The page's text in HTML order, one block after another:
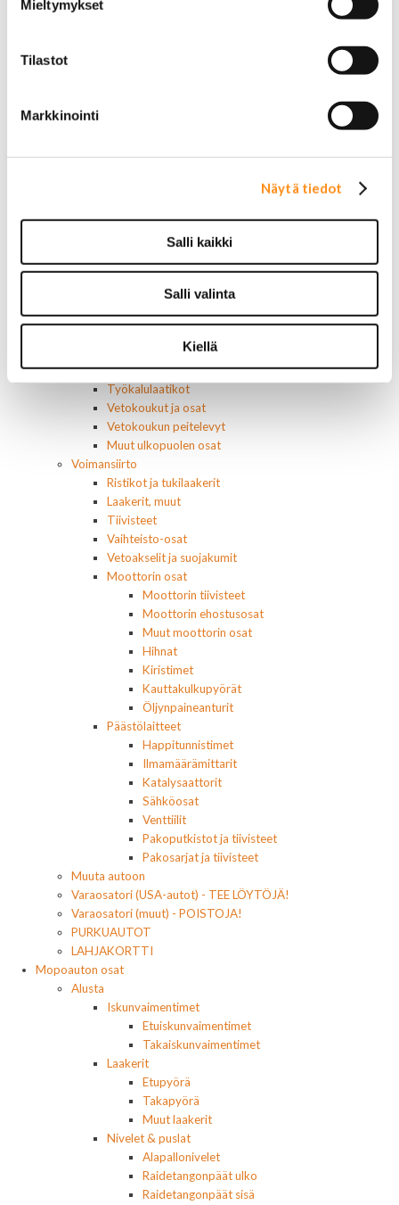
Mieltymykset
Tilastot
Markkinointi
Näytä tiedot
Salli kaikki
Salli valinta
Kiellä
Ovipeilit
Dodge
Ford
Valoraudat
Rekisterikilven kehykset
Sivulasivisiirit ja tuuliohjaimet
Työkalulaatikot
Vetokoukut ja osat
Vetokoukun peitelevyt
Muut ulkopuolen osat
Voimansiirto
Ristikot ja tukilaakerit
Laakerit, muut
Tiivisteet
Vaihteisto-osat
Vetoakselit ja suojakumit
Moottorin osat
Moottorin tiivisteet
Moottorin ehostusosat
Muut moottorin osat
Hihnat
Kiristimet
Kauttakulkupyörät
Öljynpaineanturit
Päästölaitteet
Happitunnistimet
Ilmamäärämittarit
Katalysaattorit
Sähköosat
Venttiilit
Pakoputkistot ja tiivisteet
Pakosarjat ja tiivisteet
Muuta autoon
Varaosatori (USA-autot) - TEE LÖYTÖJÄ!
Varaosatori (muut) - POISTOJA!
PURKUAUTOT
LAHJAKORTTI
Mopoauton osat
Alusta
Iskunvaimentimet
Etuiskunvaimentimet
Takaiskunvaimentimet
Laakerit
Etupyörä
Takapyörä
Muut laakerit
Nivelet & puslat
Alapallonivelet
Raidetangonpäät ulko
Raidetangonpäät sisä